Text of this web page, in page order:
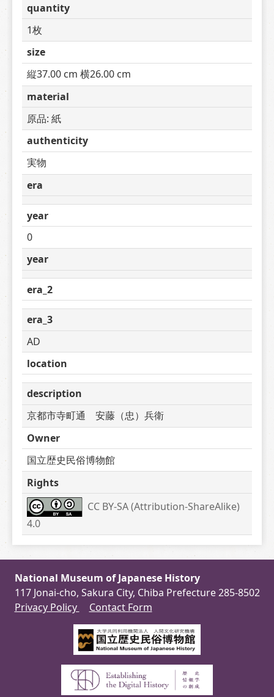
quantity
1枚
size
縦37.00 cm 横26.00 cm
material
原品: 紙
authenticity
実物
era
year
0
year
era_2
era_3
AD
location
description
京都市寺町通　安藤（忠）兵衛
Owner
国立歴史民俗博物館
Rights
CC BY-SA (Attribution-ShareAlike)
4.0
National Museum of Japanese History
117 Jonai-cho, Sakura City, Chiba Prefecture 285-8502
Privacy Policy
Contact Form